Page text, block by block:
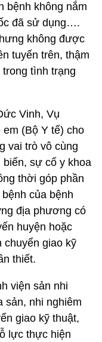
bệnh không nắm
đã sử dụng….
không được
tuyến trên, thậm
tình trạng
Vinh, Vụ
(Bộ Y tế) cho
vai trò vô cùng
sự cố y khoa
thời góp phần
của bệnh
địa phương có
huyện hoặc
chuyển giao kỹ
thiết.
viện sản nhi
sản, nhi nghiêm
giao kỹ thuật,
lực thực hiện